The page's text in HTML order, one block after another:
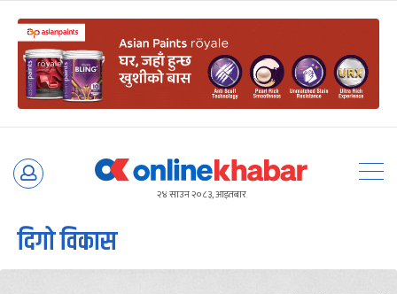
Skip
२४ साउन २०८३, आइतबार
दिगो विकास